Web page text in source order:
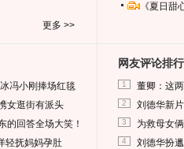
更多 >>
《夏日
冯小刚捧场红毯
女逛街有派头
的回答全场大笑！
轻抚妈妈孕肚
网友评论排行
1 董卿：这
2 刘德华新
3 为救母女
4 刘德华扮